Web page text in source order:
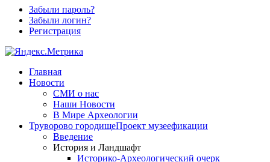
Забыли пароль?
Забыли логин?
Регистрация
Главная
Новости
СМИ о нас
Наши Новости
В Мире Археологии
Труворово городищеПроект музеефикации
Введение
История и Ландшафт
Историко-Археологический очерк